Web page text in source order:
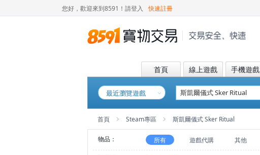
您好，歡迎來到8591！ 請登入 快速註冊
首頁 線上遊戲 手機遊戲
最近瀏覽遊戲
首頁 Steam專區 斯凱爾儀式 Sker Ritual
物品： 所有 遊戲代購 其他